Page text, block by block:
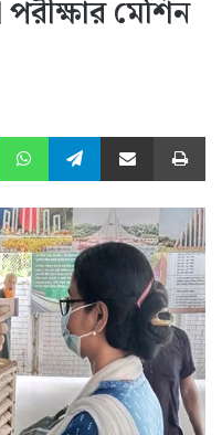
মেশিন
WhatsAppTelegramShare via Email